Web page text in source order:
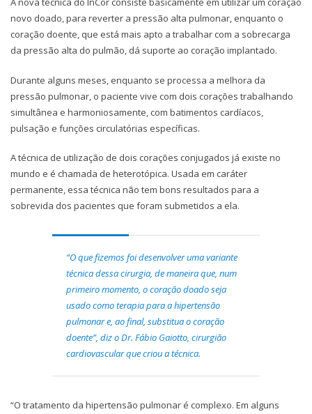
novo doado, para reverter a pressão alta pulmonar, enquanto o
coração doente, que está mais apto a trabalhar com a sobrecarga
da pressão alta do pulmão, dá suporte ao coração implantado.
Durante alguns meses, enquanto se processa a melhora da
pressão pulmonar, o paciente vive com dois corações trabalhando
simultânea e harmoniosamente, com batimentos cardíacos,
pulsação e funções circulatórias específicas.
A técnica de utilização de dois corações conjugados já existe no
mundo e é chamada de heterotópica. Usada em caráter
permanente, essa técnica não tem bons resultados para a
sobrevida dos pacientes que foram submetidos a ela.
“O que fizemos foi desenvolver uma variante
técnica dessa cirurgia, de maneira que, num
primeiro momento, o coração doado seja
usado como terapia para a hipertensão
pulmonar e, ao final, substitua o coração
doente”, diz o Dr. Fábio Gaiotto, cirurgião
cardiovascular que criou a técnica.
“O tratamento da hipertensão pulmonar é complexo. Em alguns